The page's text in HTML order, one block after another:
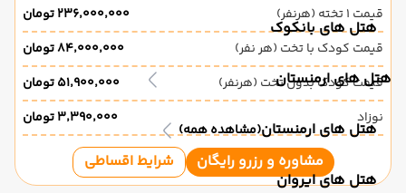
هتل های بانکوک
هتل های ارمنستان
هتل های ارمنستان(مشاهده همه)
هتل های ایروان
قیمت 1 تخته (هرنفر)
۲۳۶٬۰۰۰٬۰۰۰ تومان
قیمت کودک با تخت (هر نفر)
۸۴٬۰۰۰٬۰۰۰ تومان
قیمت کودک بدون تخت (هرنفر)
۵۱٬۹۰۰٬۰۰۰ تومان
نوزاد
۳٬۳۹۰٬۰۰۰ تومان
مشاوره و رزرو رایگان شرایط اقساطی